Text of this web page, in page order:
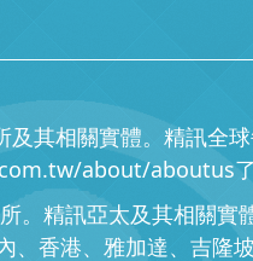
其相關實體。精訊全
about/aboutus了
。精訊亞太及其相關
香港、雅加達、吉隆